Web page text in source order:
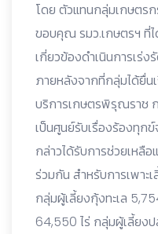
โดย ตัวแทนกลุ่มเกษตร
ขอบคุณ รมว.เกษตรฯ ที่
เกี่ยวข้องดำเนินการเร่
ภายหลังจากที่กลุ่มได้ยื่น
บริการเกษตรพิรุณราช
เป็นศูนย์รับเรื่องร้องทุก
กล่าวได้รับการช่วยเหลื
ร่วมกัน สำหรับการเพาะ
กลุ่มผู้เลี้ยงกุ้งทะเล
64,550 ไร่ กลุ่มผู้เลี้ยงป